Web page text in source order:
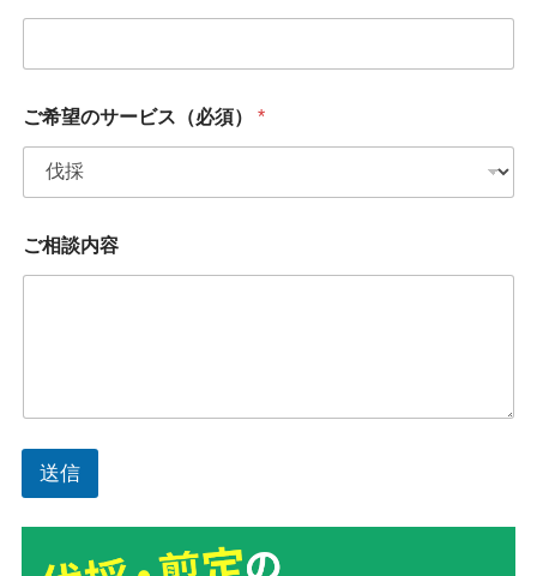
ご希望のサービス（必須） *
ご相談内容
送信